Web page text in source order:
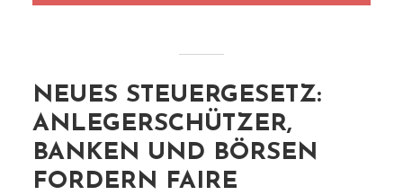
NEUES STEUERGESETZ:
ANLEGERSCHÜTZER,
BANKEN UND BÖRSEN
FORDERN FAIRE